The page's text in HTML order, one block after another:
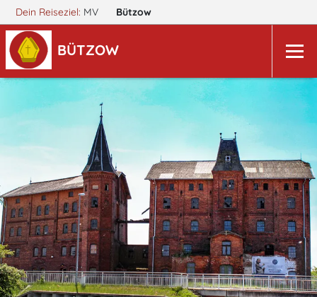
Dein Reiseziel: MV Bützow
BÜTZOW